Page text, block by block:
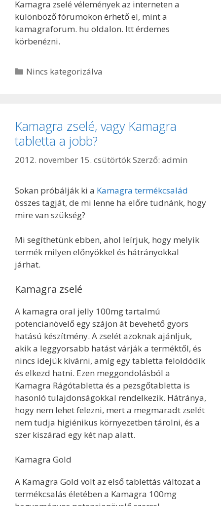
Kamagra zselé vélemények az interneten a
különböző fórumokon érhető el, mint a
kamagraforum. hu oldalon. Itt érdemes
körbenézni.
Kategória
Nincs kategorizálva
Kamagra zselé, vagy Kamagra
tabletta a jobb?
2012. november 15. csütörtökSzerző: admin
Sokan próbálják ki a Kamagra termékcsalád
összes tagját, de mi lenne ha előre tudnánk, hogy
mire van szükség?
Mi segíthetünk ebben, ahol leírjuk, hogy melyik
termék milyen előnyökkel és hátrányokkal
járhat.
Kamagra zselé
A kamagra oral jelly 100mg tartalmú
potencianövelő egy szájon át bevehető gyors
hatású készítmény. A zselét azoknak ajánljuk,
akik a leggyorsabb hatást várják a terméktől, és
nincs idejük kivárni, amíg egy tabletta feloldódik
és elkezd hatni. Ezen meggondolásból a
Kamagra Rágótabletta és a pezsgőtabletta is
hasonló tulajdonságokkal rendelkezik. Hátránya,
hogy nem lehet felezni, mert a megmaradt zselét
nem tudja higiénikus környezetben tárolni, és a
szer kiszárad egy két nap alatt.
Kamagra Gold
A Kamagra Gold volt az első tablettás változat a
termékcsalás életében a Kamagra 100mg